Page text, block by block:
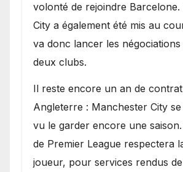
volonté de rejoindre
City a également été mis au
va donc lancer les
deux clubs.
​Il reste encore un an de
Angleterre : Manchester City
vu le garder encore une
de Premier League respectera
joueur, pour services rendus